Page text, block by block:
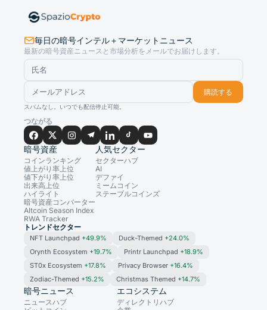
毎日の暗号インテル＋マーケットニュース
最新の暗号資産ニュースと市場分析をメールでお届けします。
購読する
スパムなし。いつでも配信停止可能。
つながる
暗号資産
コインランキング
値上がり率上位
値下がり率上位
出来高上位
ハイライト
暗号資産コンバーター
Altcoin Season Index
RWA Tracker
人気セクター
セクターハブ
AI
デファイ
ミームコイン
ステーブルコインズ
トレンドセクター
NFT Launchpad +49.9% Duck-Themed +24.0%
Orynth Ecosystem +19.7% Printr Launchpad +18.9%
ST0x Ecosystem +17.8% Privacy Browser +16.4%
Zodiac-Themed +15.2% Christmas Themed +14.7%
暗号ニュース
ニュースハブ
エコシステム
ディレクトリハブ